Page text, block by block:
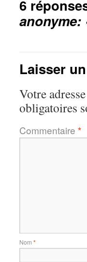
6
anonyme:
Laisser
Votre
obligatoires
Commentaire *
Nom *